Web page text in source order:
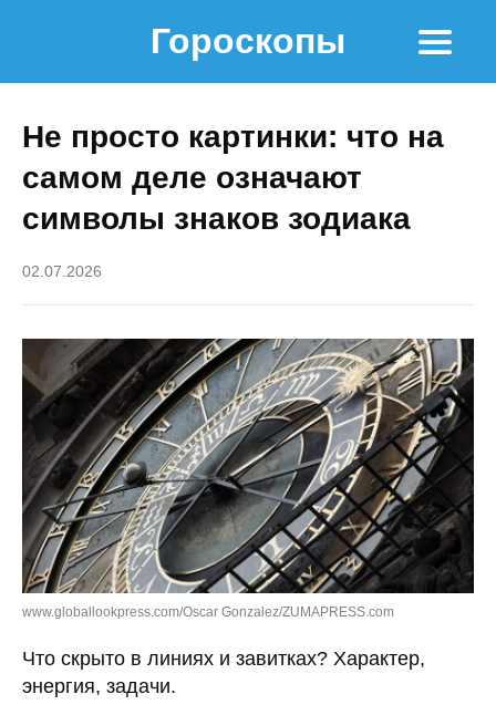
Гороскопы
Не просто картинки: что на
самом деле означают
символы знаков зодиака
02.07.2026
www.globallookpress.com/Oscar Gonzalez/ZUMAPRESS.com
Что скрыто в линиях и завитках? Характер,
энергия, задачи.